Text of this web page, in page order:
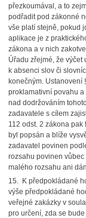
přezkoumával, a to
podřadit pod zákonné
vše platí stejně, pokud
aplikace je z
zákona a v nich
Úřadu zřejmé, že výčet
k absenci slov či
konečným. Ustanovení
proklamativní povahu
nad dodržováním
zadavatele s cílem
112 odst. 2 zákona
byl popsán a blíže
zadavatel povinen
rozsahu povinen
malého rozsahu ani
15. K předpokládané
výše předpokládané
veřejné zakázky v
pro určení, zda se